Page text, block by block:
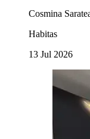
Cosmina
Habitas
13 Jul 2026